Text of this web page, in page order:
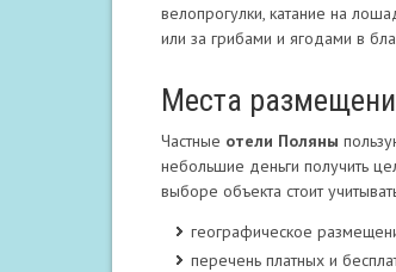
велопрогулки, катание на
или за грибами и ягодами в
Места
Частные отели Поляны
небольшие деньги получить
выборе объекта стоит
географическое
перечень платных и